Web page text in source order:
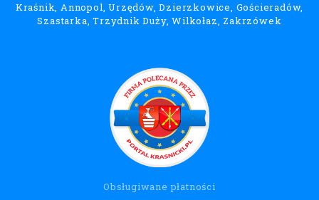
Kraśnik, Annopol, Urzędów, Dzierzkowice, Gościeradów,
Szastarka, Trzydnik Duży, Wilkołaz, Zakrzówek
Obsługiwane płatności